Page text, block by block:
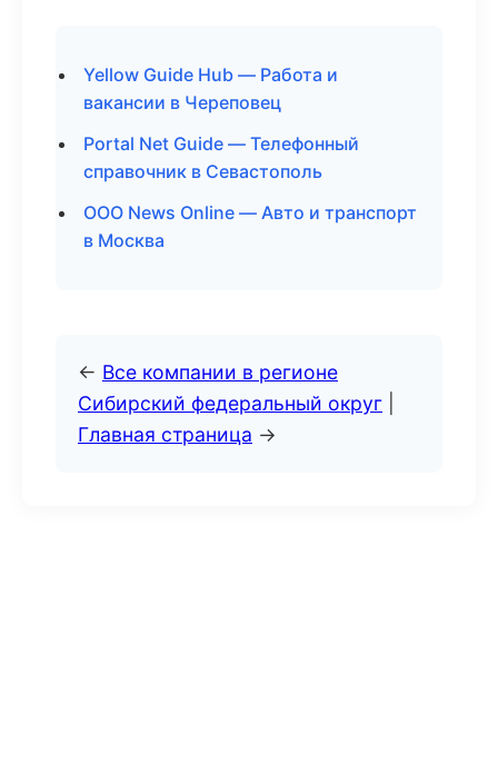
Yellow Guide Hub — Работа и
вакансии в Череповец
Portal Net Guide — Телефонный
справочник в Севастополь
ООО News Online — Авто и транспорт
в Москва
← Все компании в регионе
Сибирский федеральный округ
Главная страница →